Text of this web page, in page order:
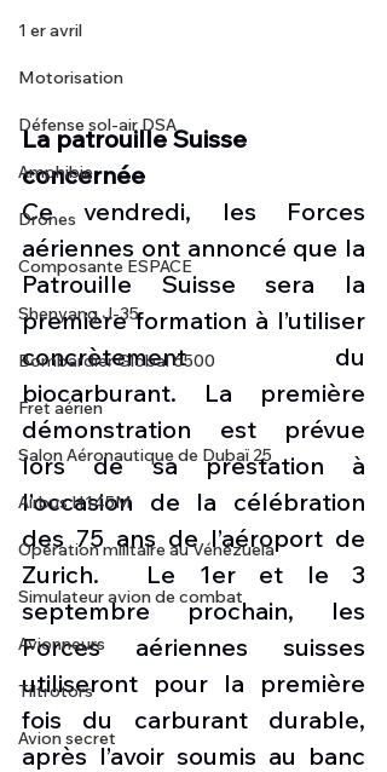
1 er avril
Motorisation
Défense sol-air DSA
Amphibie
Drones
Composante ESPACE
Shenyang J-35
Bombardier Global 6500
Fret aérien
Salon Aéronautique de Dubaï 25
Airbus H145M
Opération militaire au Vénézuela
Simulateur avion de combat
Avionneurs
Tiltrotors
Avion secret
La patrouille Suisse
concernée
Ce vendredi, les Forces
aériennes ont annoncé que la
Patrouille Suisse sera la
première formation à l’utiliser
concrètement du
biocarburant. La première
démonstration est prévue
lors de sa prestation à
l’occasion de la célébration
des 75 ans de l’aéroport de
Zurich.  Le 1er et le 3
septembre prochain, les
Forces aériennes suisses
utiliseront pour la première
fois du carburant durable,
après l’avoir soumis au banc